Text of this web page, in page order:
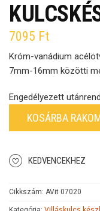
7095 Ft
Króm-vanádium
7mm-16mm közötti
Engedélyezett
KOSÁRBA
KEDVENCEKHEZ
Cikkszám: AVit 07020